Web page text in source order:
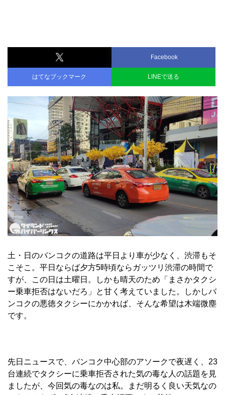
Facebook
はてなブックマーク LINEで送る
土・日のバンコクの道路は平日より車が少なく、渋滞もそ
こそこ。平日ならば夕方5時頃ならガッツリ渋滞の時間で
すが、この日は土曜日。しかも晴天のため「まさかタクシ
ー乗車拒否はないだろ」と甘く考えていました。しかしバ
ンコクの悪徳タクシーにかかれば、そんな希望は木端微塵
です。
先日ニュースで、バンコク中心部のアソークで夜遅く、23
台連続でタクシーに乗車拒否された気の毒な人の話題を見
ましたが、今回気の毒なのは私。まだ明るく良い天気なの